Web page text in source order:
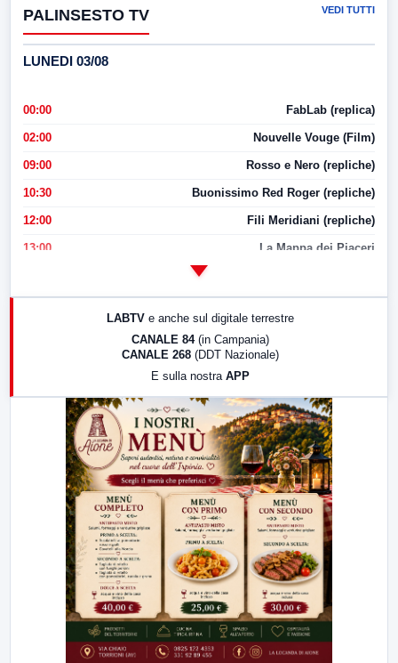
PALINSESTO TV VEDI TUTTI
LUNEDI 03/08
00:00 FabLab (replica)
02:00 Nouvelle Vouge (Film)
09:00 Rosso e Nero (repliche)
10:30 Buonissimo Red Roger (repliche)
12:00 Fili Meridiani (repliche)
13:00 La Mappa dei Piaceri
LabNews (replica)
LABTV e anche sul digitale terrestre
CANALE 84 (in Campania)
CANALE 268 (DDT Nazionale)
E sulla nostra APP